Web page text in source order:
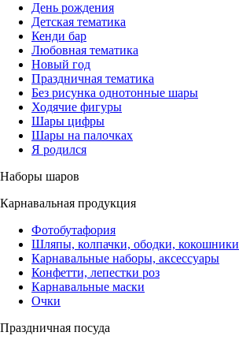
День рождения
Детская тематика
Кенди бар
Любовная тематика
Новый год
Праздничная тематика
Без рисунка однотонные шары
Ходячие фигуры
Шары цифры
Шары на палочках
Я родился
Наборы шаров
Карнавальная продукция
Фотобутафория
Шляпы, колпачки, ободки, кокошники
Карнавальные наборы, аксессуары
Конфетти, лепестки роз
Карнавальные маски
Очки
Праздничная посуда